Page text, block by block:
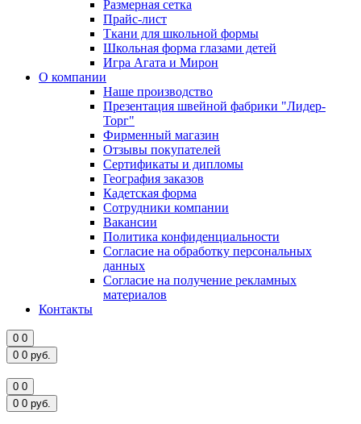
Размерная сетка
Прайс-лист
Ткани для школьной формы
Школьная форма глазами детей
Игра Агата и Мирон
О компании
Наше производство
Презентация швейной фабрики "Лидер-
Торг"
Фирменный магазин
Отзывы покупателей
Сертификаты и дипломы
География заказов
Кадетская форма
Сотрудники компании
Вакансии
Политика конфиденциальности
Согласие на обработку персональных
данных
Согласие на получение рекламных
материалов
Контакты
0 0
0 0 руб.
0 0
0 0 руб.